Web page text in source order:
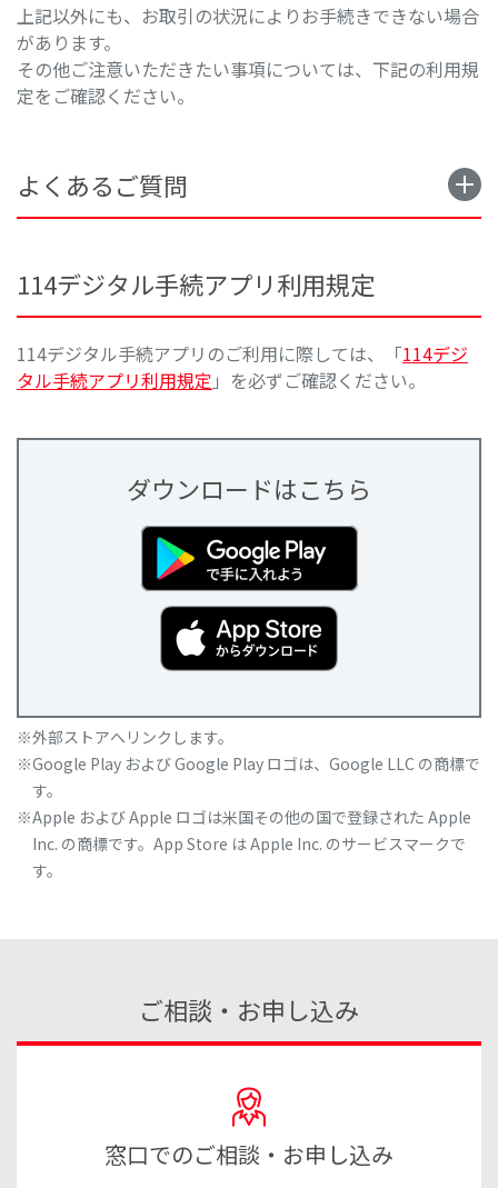
上記以外にも、お取引の状況によりお手続きできない場合
があります。
その他ご注意いただきたい事項については、下記の利用規
定をご確認ください。
よくあるご質問
114デジタル手続アプリ利用規定
114デジタル手続アプリのご利用に際しては、「114デジ
タル手続アプリ利用規定 」を必ずご確認ください。
ダウンロードはこちら
外部ストアへリンクします。
Google Play および Google Play ロゴは、Google LLC の商標で
す。
Apple および Apple ロゴは米国その他の国で登録された Apple
Inc. の商標です。App Store は Apple Inc. のサービスマークで
す。
ご相談・お申し込み
窓口でのご相談・お申し込み